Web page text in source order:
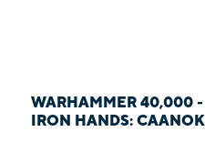
WARHAMMER 40,000 -
IRON HANDS: